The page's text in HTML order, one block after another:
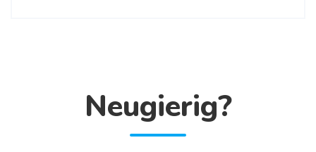
Neugierig?